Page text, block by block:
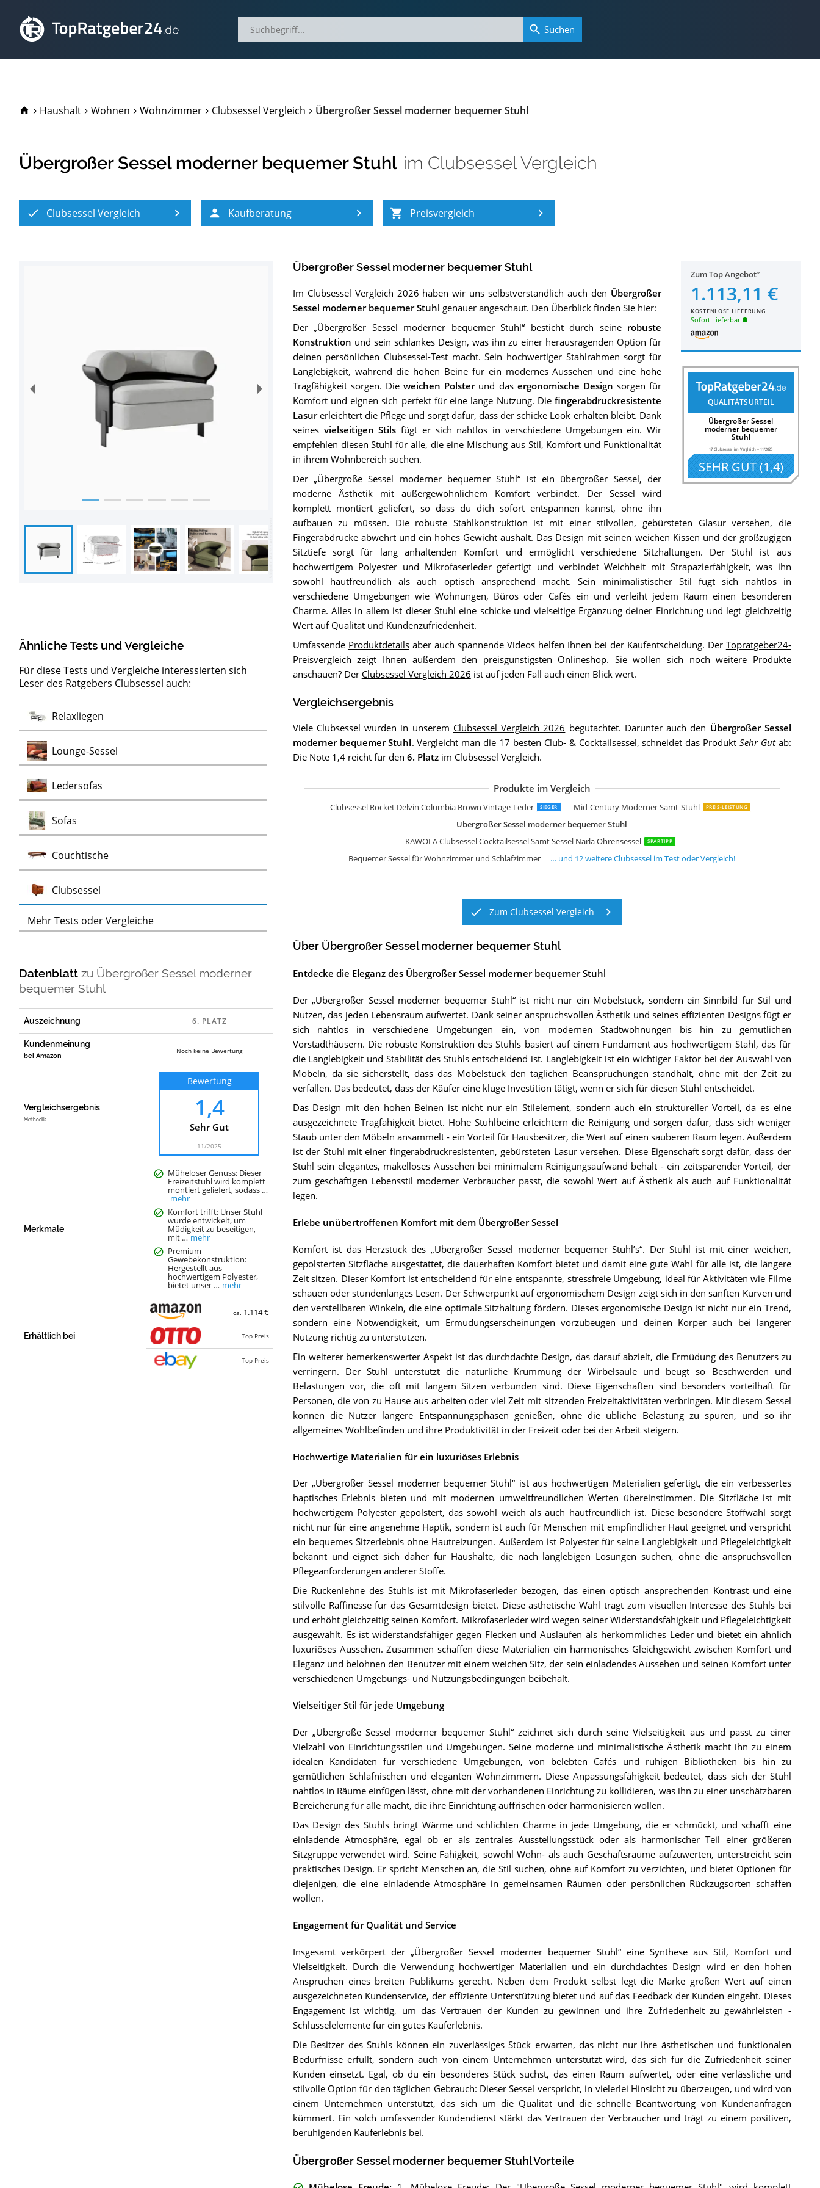
TopRatgeber24.de
Haushalt Wohnen Wohnzimmer Clubsessel Vergleich Übergroßer Sessel moderner bequemer Stuhl
Übergroßer Sessel moderner bequemer Stuhl im Clubsessel Vergleich
Clubsessel Vergleich Kaufberatung Preisvergleich
Ähnliche Tests und Vergleiche
Für diese Tests und Vergleiche interessierten sich
Leser des Ratgebers Clubsessel auch:
Relaxliegen
Lounge-Sessel
Ledersofas
Sofas
CouchtischeTest
Lowboards
SideboardsTest
Kommoden
Barock
KommodenTest
Clubsessel
MöbelklassikerTest
SchaukelstühleTest
VitrinenTest
Wohnwände
ChaiselonguesTest
Vintage SesselTest
Mehr Tests oder Vergleiche
Datenblattzu Übergroßer Sessel moderner
bequemer Stuhl
Auszeichnung
Kundenmeinung
bei Amazon
Noch keine Bewertung
Vergleichsergebnis
Methodik
Bewertung
1,4
Sehr Gut
11/2025
Merkmale
Müheloser Genuss: Dieser
Freizeitstuhl wird komplett
montiert geliefert, sodass …
mehr
Komfort trifft: Unser Stuhl
wurde entwickelt, um
Müdigkeit zu beseitigen,
mit … mehr
Premium-
Gewebekonstruktion:
Hergestellt aus
hochwertigem Polyester,
bietet unser … mehr
Erhältlich bei
ca. 1.114 €
Top Preis
Top Preis
Zum Top Angebot
1.113,11 €
KOSTENLOSE LIEFERUNG
Sofort Lieferbar
QUALITÄTSURTEIL
Übergroßer Sessel
moderner bequemer
Stuhl
17 Clubsessel im Vergleich –11/2025
SEHR GUT(1,4)
Übergroßer Sessel moderner bequemer Stuhl
Im Clubsessel Vergleich 2026 haben wir uns selbstverständlich auch den Übergroßer
Sessel moderner bequemer Stuhl genauer angeschaut. Den Überblick finden Sie hier:
Der „Übergroßer Sessel moderner bequemer Stuhl“ besticht durch seine robuste
Konstruktion und sein schlankes Design, was ihn zu einer herausragenden Option für
deinen persönlichen Clubsessel-Test macht. Sein hochwertiger Stahlrahmen sorgt für
Langlebigkeit, während die hohen Beine für ein modernes Aussehen und eine hohe
Tragfähigkeit sorgen. Dieweichen Polsterund das ergonomische Design sorgen für
Komfort und eignen sich perfekt für eine lange Nutzung. Diefingerabdruckresistente
Lasurerleichtert die Pflege und sorgt dafür, dass der schicke Look erhalten bleibt. Dank
seines vielseitigen Stils fügt er sich nahtlos in verschiedene Umgebungen ein. Wir
empfehlen diesen Stuhl für alle, die eine Mischung aus Stil, Komfort und Funktionalität
in ihrem Wohnbereich suchen.
Der „Übergroße Sessel moderner bequemer Stuhl“ ist ein übergroßer Sessel, der
moderne Ästhetik mit außergewöhnlichem Komfort verbindet. Der Sessel wird
komplett montiert geliefert, so dass du dich sofort entspannen kannst, ohne ihn
aufbauen zu müssen. Die robuste Stahlkonstruktion ist mit einer stilvollen, gebürsteten Glasur versehen, die
Fingerabdrücke abwehrt und ein hohes Gewicht aushält. Das Design mit seinen weichen Kissen und der großzügigen
Sitztiefe sorgt für lang anhaltenden Komfort und ermöglicht verschiedene Sitzhaltungen. Der Stuhl ist aus
hochwertigem Polyester und Mikrofaserleder gefertigt und verbindet Weichheit mit Strapazierfähigkeit, was ihn
sowohl hautfreundlich als auch optisch ansprechend macht. Sein minimalistischer Stil fügt sich nahtlos in
verschiedene Umgebungen wie Wohnungen, Büros oder Cafés ein und verleiht jedem Raum einen besonderen
Charme. Alles in allem ist dieser Stuhl eine schicke und vielseitige Ergänzung deiner Einrichtung und legt gleichzeitig
Wert auf Qualität und Kundenzufriedenheit.
Umfassende Produktdetailsaber auch spannende Videos helfen Ihnen bei der Kaufentscheidung. Der Topratgeber24-
Preisvergleich zeigt Ihnen außerdem den preisgünstigsten Onlineshop. Sie wollen sich noch weitere Produkte
anschauen? Der Clubsessel Vergleich 2026 ist auf jeden Fall auch einen Blick wert.
Vergleichsergebnis
Viele Clubsessel wurden in unserem Clubsessel Vergleich 2026 begutachtet. Darunter auch den Übergroßer Sessel
moderner bequemer Stuhl. Vergleicht man die 17 besten Club- & Cocktailsessel, schneidet das ProduktSehr Gutab:
Die Note 1,4 reicht für den 6. Platzim Clubsessel Vergleich.
Produkte im Vergleich
Clubsessel Rocket Delvin Columbia Brown Vintage-Leder SIEGER Mid-Century Moderner Samt-Stuhl PREIS-LEISTUNG
Übergroßer Sessel moderner bequemer Stuhl
KAWOLA Clubsessel Cocktailsessel Samt Sessel Narla Ohrensessel
SPARTIPP
Bequemer Sessel für Wohnzimmer und Schlafzimmer
Vintage-Line Design-Clubsessel Mars Leder Belon Black Chrom Echtleder
Vintage-Line Clubsessel Roslin Leder Stoff Echtleder Cocktailsessel
Mid Century Moderner Akzentstuhl
Vintage-Line Design-Clubsessel Giacomet Whiskey Brown Edelstahl
Vintage-Line Loungesessel Aldgate Columbia Brown Edelstahl Echtleder
Vintage-Line Cocktailsessel Armani Winsconsin Brown Acrylglas Seitenteile
HETFTJN Chesterfield-Sessel Hellgrau Samt
Sessel aus Samt mit goldenen Beinen
CozyChair für kleine Räume
KAWOLA Sessel Fina Polstersessel
Atlantic Home Collection Leo Sessel
Atlantic Home Collection Leo Sessel
… und 12weitereClubsessel im Test oder Vergleich!
Zum Clubsessel Vergleich
Über Übergroßer Sessel moderner bequemer Stuhl
Entdecke die Eleganz des Übergroßer Sessel moderner bequemer Stuhl
Der „Übergroßer Sessel moderner bequemer Stuhl“ ist nicht nur ein Möbelstück, sondern ein Sinnbild für Stil und
Nutzen, das jeden Lebensraum aufwertet. Dank seiner anspruchsvollen Ästhetik und seines effizienten Designs fügt er
sich nahtlos in verschiedene Umgebungen ein, von modernen Stadtwohnungen bis hin zu gemütlichen
Vorstadthäusern. Die robuste Konstruktion des Stuhls basiert auf einem Fundament aus hochwertigem Stahl, das für
die Langlebigkeit und Stabilität des Stuhls entscheidend ist. Langlebigkeit ist ein wichtiger Faktor bei der Auswahl von
Möbeln, da sie sicherstellt, dass das Möbelstück den täglichen Beanspruchungen standhält, ohne mit der Zeit zu
verfallen. Das bedeutet, dass der Käufer eine kluge Investition tätigt, wenn er sich für diesen Stuhl entscheidet.
Das Design mit den hohen Beinen ist nicht nur ein Stilelement, sondern auch ein struktureller Vorteil, da es eine
ausgezeichnete Tragfähigkeit bietet. Hohe Stuhlbeine erleichtern die Reinigung und sorgen dafür, dass sich weniger
Staub unter den Möbeln ansammelt - ein Vorteil für Hausbesitzer, die Wert auf einen sauberen Raum legen. Außerdem
ist der Stuhl mit einer fingerabdruckresistenten, gebürsteten Lasur versehen. Diese Eigenschaft sorgt dafür, dass der
Stuhl sein elegantes, makelloses Aussehen bei minimalem Reinigungsaufwand behält - ein zeitsparender Vorteil, der
zum geschäftigen Lebensstil moderner Verbraucher passt, die sowohl Wert auf Ästhetik als auch auf Funktionalität
legen.
Erlebe unübertroffenen Komfort mit dem Übergroßer Sessel
Komfort ist das Herzstück des „Übergroßer Sessel moderner bequemer Stuhl’s“. Der Stuhl ist mit einer weichen,
gepolsterten Sitzfläche ausgestattet, die dauerhaften Komfort bietet und damit eine gute Wahl für alle ist, die längere
Zeit sitzen. Dieser Komfort ist entscheidend für eine entspannte, stressfreie Umgebung, ideal für Aktivitäten wie Filme
schauen oder stundenlanges Lesen. Der Schwerpunkt auf ergonomischem Design zeigt sich in den sanften Kurven und
den verstellbaren Winkeln, die eine optimale Sitzhaltung fördern. Dieses ergonomische Design ist nicht nur ein Trend,
sondern eine Notwendigkeit, um Ermüdungserscheinungen vorzubeugen und deinen Körper auch bei längerer
Nutzung richtig zu unterstützen.
Ein weiterer bemerkenswerter Aspekt ist das durchdachte Design, das darauf abzielt, die Ermüdung des Benutzers zu
verringern. Der Stuhl unterstützt die natürliche Krümmung der Wirbelsäule und beugt so Beschwerden und
Belastungen vor, die oft mit langem Sitzen verbunden sind. Diese Eigenschaften sind besonders vorteilhaft für
Personen, die von zu Hause aus arbeiten oder viel Zeit mit sitzenden Freizeitaktivitäten verbringen. Mit diesem Sessel
können die Nutzer längere Entspannungsphasen genießen, ohne die übliche Belastung zu spüren, und so ihr
allgemeines Wohlbefinden und ihre Produktivität in der Freizeit oder bei der Arbeit steigern.
Hochwertige Materialien für ein luxuriöses Erlebnis
Der „Übergroßer Sessel moderner bequemer Stuhl“ ist aus hochwertigen Materialien gefertigt, die ein verbessertes
haptisches Erlebnis bieten und mit modernen umweltfreundlichen Werten übereinstimmen. Die Sitzfläche ist mit
hochwertigem Polyester gepolstert, das sowohl weich als auch hautfreundlich ist. Diese besondere Stoffwahl sorgt
nicht nur für eine angenehme Haptik, sondern ist auch für Menschen mit empfindlicher Haut geeignet und verspricht
ein bequemes Sitzerlebnis ohne Hautreizungen. Außerdem ist Polyester für seine Langlebigkeit und Pflegeleichtigkeit
bekannt und eignet sich daher für Haushalte, die nach langlebigen Lösungen suchen, ohne die anspruchsvollen
Pflegeanforderungen anderer Stoffe.
Die Rückenlehne des Stuhls ist mit Mikrofaserleder bezogen, das einen optisch ansprechenden Kontrast und eine
stilvolle Raffinesse für das Gesamtdesign bietet. Diese ästhetische Wahl trägt zum visuellen Interesse des Stuhls bei
und erhöht gleichzeitig seinen Komfort. Mikrofaserleder wird wegen seiner Widerstandsfähigkeit und Pflegeleichtigkeit
ausgewählt. Es ist widerstandsfähiger gegen Flecken und Auslaufen als herkömmliches Leder und bietet ein ähnlich
luxuriöses Aussehen. Zusammen schaffen diese Materialien ein harmonisches Gleichgewicht zwischen Komfort und
Eleganz und belohnen den Benutzer mit einem weichen Sitz, der sein einladendes Aussehen und seinen Komfort unter
verschiedenen Umgebungs- und Nutzungsbedingungen beibehält.
Vielseitiger Stil für jede Umgebung
Der „Übergroße Sessel moderner bequemer Stuhl“ zeichnet sich durch seine Vielseitigkeit aus und passt zu einer
Vielzahl von Einrichtungsstilen und Umgebungen. Seine moderne und minimalistische Ästhetik macht ihn zu einem
idealen Kandidaten für verschiedene Umgebungen, von belebten Cafés und ruhigen Bibliotheken bis hin zu
gemütlichen Schlafnischen und eleganten Wohnzimmern. Diese Anpassungsfähigkeit bedeutet, dass sich der Stuhl
nahtlos in Räume einfügen lässt, ohne mit der vorhandenen Einrichtung zu kollidieren, was ihn zu einer unschätzbaren
Bereicherung für alle macht, die ihre Einrichtung auffrischen oder harmonisieren wollen.
Das Design des Stuhls bringt Wärme und schlichten Charme in jede Umgebung, die er schmückt, und schafft eine
einladende Atmosphäre, egal ob er als zentrales Ausstellungsstück oder als harmonischer Teil einer größeren
Sitzgruppe verwendet wird. Seine Fähigkeit, sowohl Wohn- als auch Geschäftsräume aufzuwerten, unterstreicht sein
praktisches Design. Er spricht Menschen an, die Stil suchen, ohne auf Komfort zu verzichten, und bietet Optionen für
diejenigen, die eine einladende Atmosphäre in gemeinsamen Räumen oder persönlichen Rückzugsorten schaffen
wollen.
Engagement für Qualität und Service
Insgesamt verkörpert der „Übergroßer Sessel moderner bequemer Stuhl“ eine Synthese aus Stil, Komfort und
Vielseitigkeit. Durch die Verwendung hochwertiger Materialien und ein durchdachtes Design wird er den hohen
Ansprüchen eines breiten Publikums gerecht. Neben dem Produkt selbst legt die Marke großen Wert auf einen
ausgezeichneten Kundenservice, der effiziente Unterstützung bietet und auf das Feedback der Kunden eingeht. Dieses
Engagement ist wichtig, um das Vertrauen der Kunden zu gewinnen und ihre Zufriedenheit zu gewährleisten -
Schlüsselelemente für ein gutes Kauferlebnis.
Die Besitzer des Stuhls können ein zuverlässiges Stück erwarten, das nicht nur ihre ästhetischen und funktionalen
Bedürfnisse erfüllt, sondern auch von einem Unternehmen unterstützt wird, das sich für die Zufriedenheit seiner
Kunden einsetzt. Egal, ob du ein besonderes Stück suchst, das einen Raum aufwertet, oder eine verlässliche und
stilvolle Option für den täglichen Gebrauch: Dieser Sessel verspricht, in vielerlei Hinsicht zu überzeugen, und wird von
einem Unternehmen unterstützt, das sich um die Qualität und die schnelle Beantwortung von Kundenanfragen
kümmert. Ein solch umfassender Kundendienst stärkt das Vertrauen der Verbraucher und trägt zu einem positiven,
beruhigenden Kauferlebnis bei.
Übergroßer Sessel moderner bequemer Stuhl Vorteile
Suchen